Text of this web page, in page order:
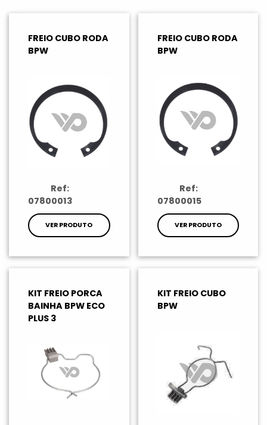
FREIO CUBO RODA
BPW
Ref:
07800013
VER PRODUTO
FREIO CUBO RODA
BPW
Ref:
07800015
VER PRODUTO
KIT FREIO PORCA
BAINHA BPW ECO
PLUS 3
KIT FREIO CUBO
BPW